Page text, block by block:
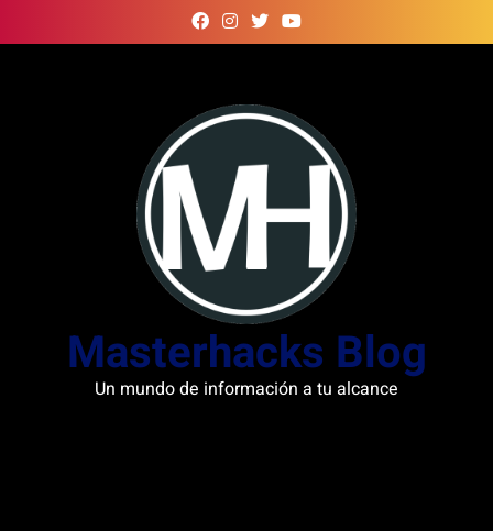
to
Masterhacks Blog
Un mundo de información a tu alcance